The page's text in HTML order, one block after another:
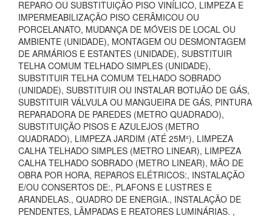
REPARO OU SUBSTITUIÇÃO PISO VINÍLICO, LIMPEZA E
IMPERMEABILIZAÇÃO PISO CERÂMICOU OU
PORCELANATO, MUDANÇA DE MÓVEIS DE LOCAL OU
AMBIENTE (UNIDADE), MONTAGEM OU DESMONTAGEM
DE ARMÁRIOS E ESTANTES (UNIDADE), SUBSTITUIR
TELHA COMUM TELHADO SIMPLES (UNIDADE),
SUBSTITUIR TELHA COMUM TELHADO SOBRADO
(UNIDADE), SUBSTITUIR OU INSTALAR BOTIJÃO DE GÁS,
SUBSTITUIR VÁLVULA OU MANGUEIRA DE GÁS, PINTURA
REPARADORA DE PAREDES (METRO QUADRADO),
SUBSTITUIÇÃO PISOS E AZULEJOS (METRO
QUADRADO), LIMPEZA JARDIM (ATÉ 25M²), LIMPEZA
CALHA TELHADO SIMPLES (METRO LINEAR), LIMPEZA
CALHA TELHADO SOBRADO (METRO LINEAR), MÃO DE
OBRA POR HORA, REPAROS ELÉTRICOS:, INSTALAÇÃO
E/OU CONSERTOS DE:, PLAFONS E LUSTRES E
ARANDELAS., QUADRO DE ENERGIA., INSTALAÇÃO DE
PENDENTES, LÂMPADAS E REATORES LUMINÁRIAS. ,